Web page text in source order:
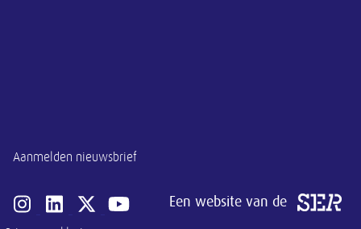
Aanmelden nieuwsbrief
Een website van de
Open instagram van SER
Open linkedin van SER
Open x-twitter van SER
Open youtube van SER